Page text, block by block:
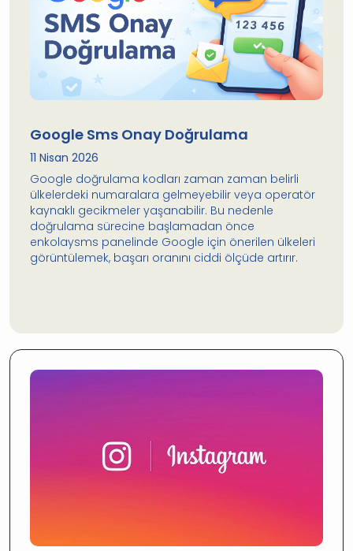
Google Sms Onay Doğrulama
11 Nisan 2026
Google doğrulama kodları zaman zaman belirli
ülkelerdeki numaralara gelmeyebilir veya operatör
kaynaklı gecikmeler yaşanabilir. Bu nedenle
doğrulama sürecine başlamadan önce
enkolaysms panelinde Google için önerilen ülkeleri
görüntülemek, başarı oranını ciddi ölçüde artırır.